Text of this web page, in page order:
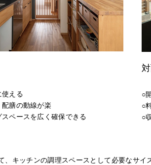
える
膳の動線が楽
ペースを広く確保できる
○
○
○
、キッチンの調理スペースとして必要なサ